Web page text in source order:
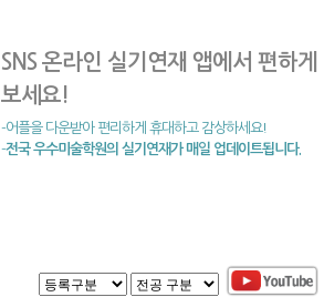
SNS 온라인 실기연재 앱에서 편하게
보세요!
-어플을 다운받아 편리하게 휴대하고 감상하세요!
-전국 우수미술학원의 실기연재가 매일 업데이트됩니다.